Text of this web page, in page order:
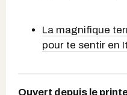
La magnifique
pour te sentir en
Ouvert depuis le